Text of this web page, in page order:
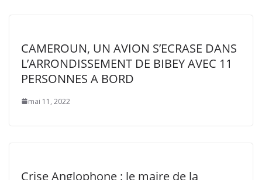
CAMEROUN, UN AVION S’ECRASE DANS
L’ARRONDISSEMENT DE BIBEY AVEC 11
PERSONNES A BORD
mai 11, 2022
Crise Anglophone : le maire de la